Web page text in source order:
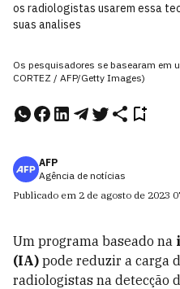
os radiologistas usarem essa
suas analises
Os pesquisadores se basearam em
CORTEZ / AFP/Getty Images)
AFP
Agência de notícias
Publicado em 2 de agosto de 2023
Um programa baseado na
(IA) pode reduzir a carga
radiologistas na detecção